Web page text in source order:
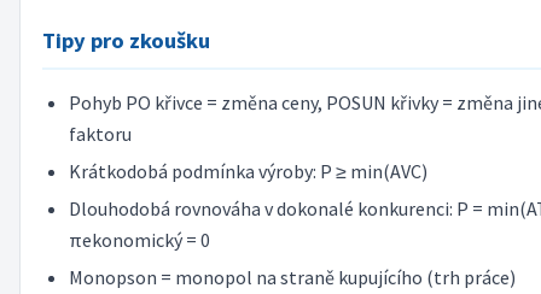
Tipy pro zkoušku
Pohyb PO křivce = změna ceny, POSUN křivky = změna
faktoru
Krátkodobá podmínka výroby: P ≥ min(AVC)
Dlouhodobá rovnováha v dokonalé konkurenci: P =
πekonomický = 0
Monopson = monopol na straně kupujícího (trh práce)